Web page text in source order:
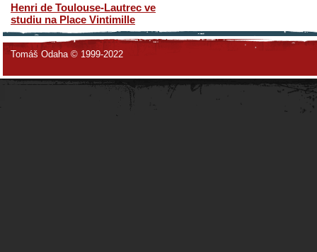
Henri de Toulouse-Lautrec ve
studiu na Place Vintimille
Tomáš Odaha © 1999-2022